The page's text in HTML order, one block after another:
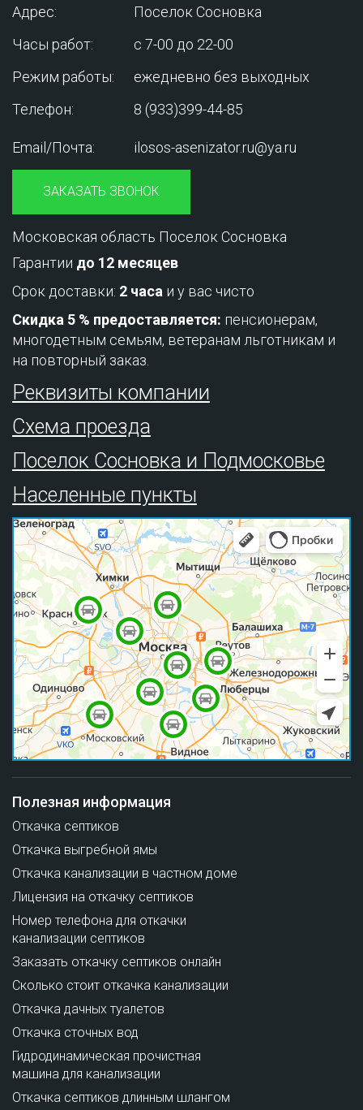
Адрес:
Поселок Сосновка
Часы работ:
с 7-00 до 22-00
Режим работы:
ежедневно без выходных
Телефон:
8 (933)399-44-85
Email/Почта: ilosos-asenizator.ru@ya.ru
ЗАКАЗАТЬ ЗВОНОК
Московская область Поселок Сосновка
Гарантии до 12 месяцев
Срок доставки: 2 часа и у вас чисто
Скидка 5 % предоставляется: пенсионерам,
многодетным семьям, ветеранам льготникам и
на повторный заказ.
Реквизиты компании
Схема проезда
Поселок Сосновка и Подмосковье
Населенные пункты
Полезная информация
Откачка септиков
Откачка выгребной ямы
Откачка канализации в частном доме
Лицензия на откачку септиков
Номер телефона для откачки
канализации септиков
Заказать откачку септиков онлайн
Сколько стоит откачка канализации
Откачка дачных туалетов
Откачка сточных вод
Гидродинамическая прочистная
машина для канализации
Откачка септиков длинным шлангом